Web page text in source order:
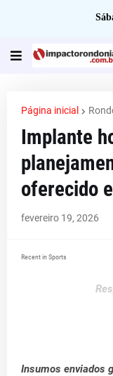
Página inicial
Implante
oferecido
fevereiro 19, 2026
Recent in Sports
Insumos enviados